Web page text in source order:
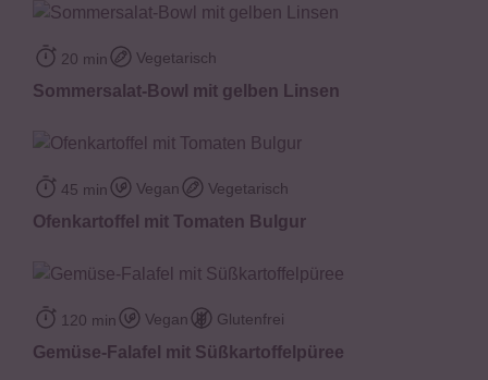
20 min Vegetarisch
Sommersalat-Bowl mit gelben Linsen
45 min Vegan Vegetarisch
Ofenkartoffel mit Tomaten Bulgur
120 min Vegan Glutenfrei
Gemüse-Falafel mit Süßkartoffelpüree